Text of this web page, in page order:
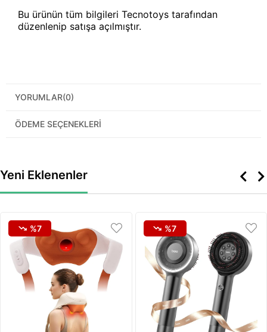
Bu ürünün tüm bilgileri Tecnotoys tarafından
düzenlenip satışa açılmıştır.
YORUMLAR(0)
ÖDEME SEÇENEKLERI
Yeni Eklenenler
%7 %7